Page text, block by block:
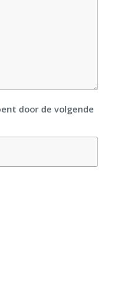
door de volgende